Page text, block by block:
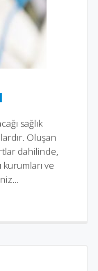
sağlık
Oluşan
dahilinde,
ve